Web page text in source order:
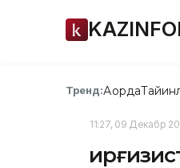
Тренд:Ақорда
11:27, 09 Декабр